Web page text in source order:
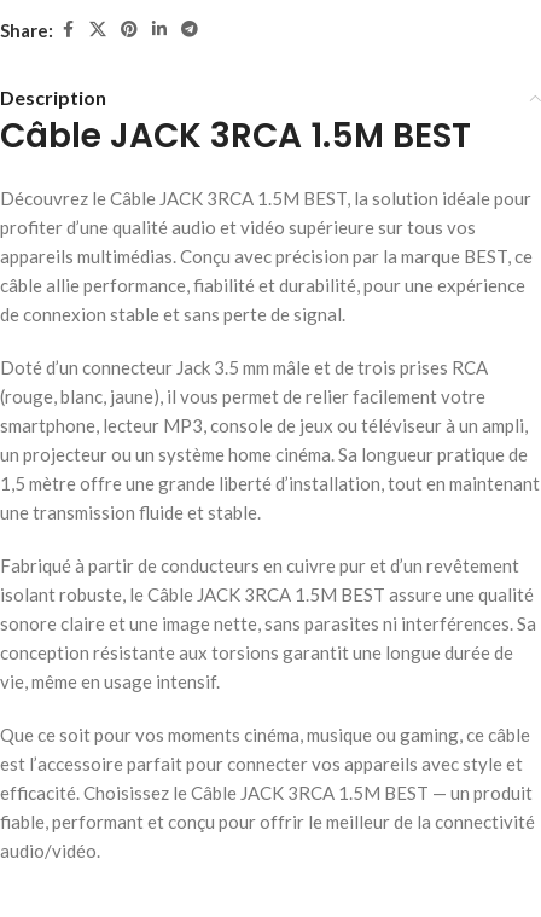
Share:
Description
Câble JACK 3RCA 1.5M BEST
Découvrez le Câble JACK 3RCA 1.5M BEST, la solution idéale pour
profiter d’une qualité audio et vidéo supérieure sur tous vos
appareils multimédias. Conçu avec précision par la marque BEST, ce
câble allie performance, fiabilité et durabilité, pour une expérience
de connexion stable et sans perte de signal.
Doté d’un connecteur Jack 3.5 mm mâle et de trois prises RCA
(rouge, blanc, jaune), il vous permet de relier facilement votre
smartphone, lecteur MP3, console de jeux ou téléviseur à un ampli,
un projecteur ou un système home cinéma. Sa longueur pratique de
1,5 mètre offre une grande liberté d’installation, tout en maintenant
une transmission fluide et stable.
Fabriqué à partir de conducteurs en cuivre pur et d’un revêtement
isolant robuste, le Câble JACK 3RCA 1.5M BEST assure une qualité
sonore claire et une image nette, sans parasites ni interférences. Sa
conception résistante aux torsions garantit une longue durée de
vie, même en usage intensif.
Que ce soit pour vos moments cinéma, musique ou gaming, ce câble
est l’accessoire parfait pour connecter vos appareils avec style et
efficacité. Choisissez le Câble JACK 3RCA 1.5M BEST — un produit
fiable, performant et conçu pour offrir le meilleur de la connectivité
audio/vidéo.